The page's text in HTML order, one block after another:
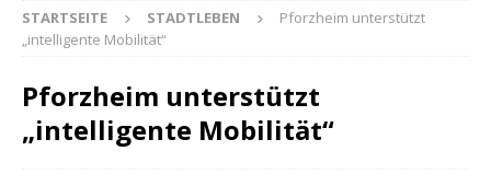
STARTSEITE STADTLEBEN
Pforzheim unterstützt
„intelligente Mobilität“
Pforzheim unterstützt
„intelligente Mobilität“